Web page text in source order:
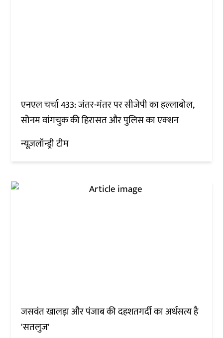
एनएल चर्चा 433: जंतर-मंतर पर सीजेपी का हल्लाबोल,
सोनम वांगचुक की हिरासत और पुलिस का एक्शन
न्यूज़लॉन्ड्री टीम
जसवंत खालड़ा और पंजाब की दहशतगर्दी का अर्धसत्य है
'सतलुज'